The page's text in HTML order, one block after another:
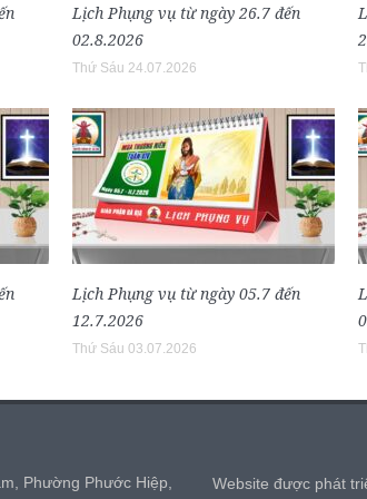
Lịch Phụng vụ từ ngày 26.7 đến
02.8.2026
Thứ Sáu 24.07.2026
Lịch Phụng vụ từ ngày 05.7 đến
12.7.2026
Thứ Sáu 03.07.2026
Phường Phước Hiệp,
Website được phát